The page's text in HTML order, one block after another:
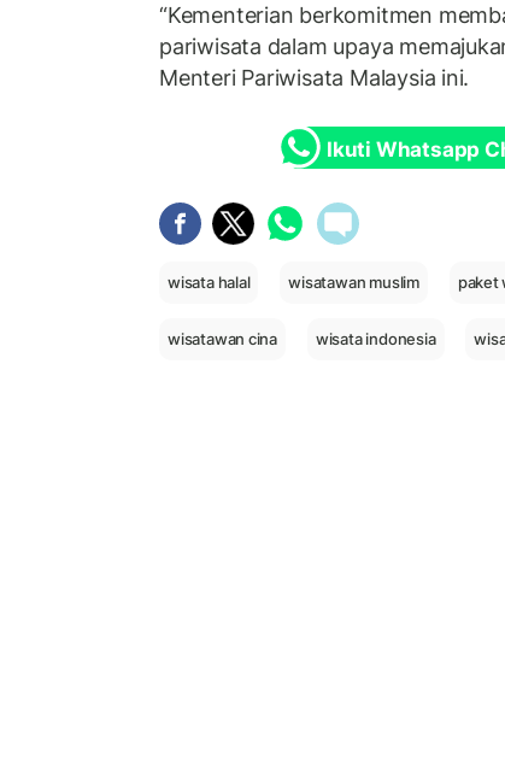
“Kementerian berkomitmen
pariwisata dalam upaya
Menteri Pariwisata Malaysia ini.
Ikuti Whatsapp
wisata halal wisatawan muslim paket
wisatawan cina wisata indonesia